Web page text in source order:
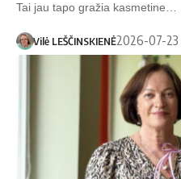
Tai jau tapo gražia kasmetine…
Vilė LEŠČINSKIENĖ2026-07-23